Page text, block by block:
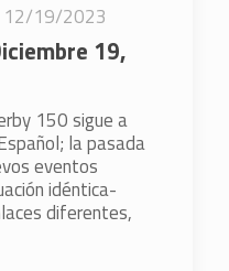
12/19/2023
19,
150 sigue a
la pasada
eventos
idéntica-
diferentes,